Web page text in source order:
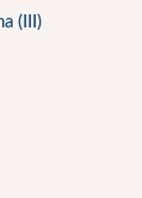
(III)